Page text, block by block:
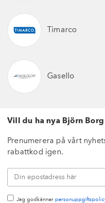
Timarco
Gasello
Vill du ha nya Björn
Prenumerera på vårt
rabattkod igen.
Jag godkänner